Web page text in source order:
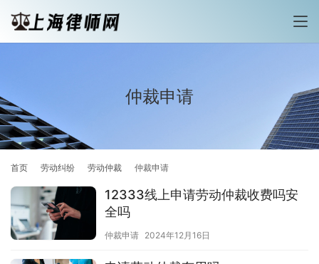
仲裁申请
首页 劳动纠纷 劳动仲裁 仲裁申请
12333线上申请劳动仲裁收费吗安
全吗
仲裁申请 2024年12月16日